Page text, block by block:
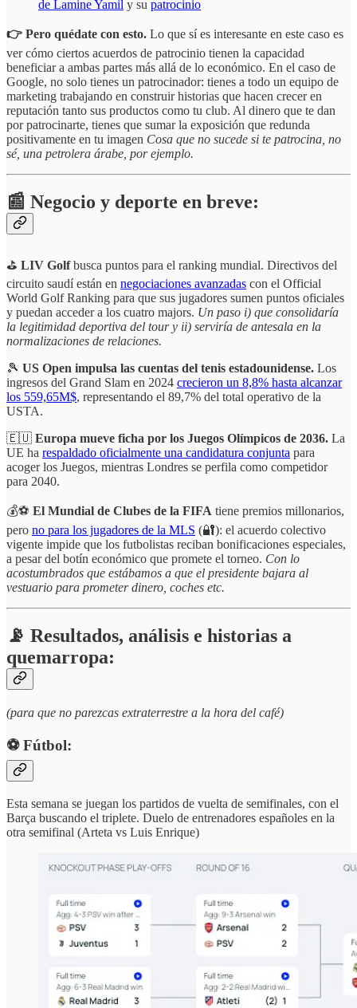
de Lamine Yamil y su patrocinio
👉 Pero quédate con esto. Lo que sí es interesante en este caso es
ver cómo ciertos acuerdos de patrocinio tienen la capacidad
beneficiar a ambas partes más allá de lo económico. En el caso de
Google, no solo tienes un patrocinador: tienes a todo un equipo de
marketing trabajando en construir historias que hacen crecer en
reputación tanto sus productos como tu club. Al dinero que te dan
por patrocinarte, tienes que sumar la exposición que redunda
positivamente en tu imagen Cosa que no sucede si te patrocina, no
sé, una petrolera árabe, por ejemplo.
📰 Negocio y deporte en breve:
⛳️ LIV Golfbusca puntos para el ranking mundial. Directivos del
circuito saudí están en negociaciones avanzadas con el Official
World Golf Ranking para que sus jugadores sumen puntos oficiales
y puedan acceder a los cuatro majors. Un paso i) que consolidaría
la legitimidad deportiva del tour y ii) serviría de antesala en la
normalizaciones de relaciones.
🎾 US Open impulsa las cuentas del tenis estadounidense. Los
ingresos del Grand Slam en 2024 crecieron un 8,8% hasta alcanzar
los 559,65M$, representando el 89,7% del total operativo de la
USTA.
🇪🇺 Europa mueve ficha por los Juegos Olímpicos de 2036. La
UE ha respaldado oficialmente una candidatura conjunta para
acoger los Juegos, mientras Londres se perfila como competidor
para 2040.
💰⚽ El Mundial de Clubes de la FIFA tiene premios millonarios,
pero no para los jugadores de la MLS (🔐): el acuerdo colectivo
vigente impide que los futbolistas reciban bonificaciones especiales,
a pesar del botín económico que promete el torneo. Con lo
acostumbrados que estábamos a que el presidente bajara al
vestuario para prometer dinero, coches etc.
📡 Resultados, análisis e historias a
quemarropa:
(para que no parezcas extraterrestre a la hora del café)
⚽️ Fútbol:
Esta semana se juegan los partidos de vuelta de semifinales, con el
Barça buscando el triplete. Duelo de entrenadores españoles en la
otra semifinal (Arteta vs Luis Enrique)